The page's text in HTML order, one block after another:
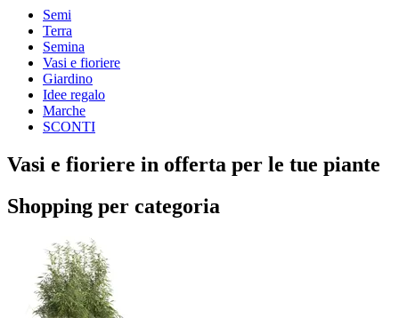
Semi
Terra
Semina
Vasi e fioriere
Giardino
Idee regalo
Marche
SCONTI
Vasi e fioriere in offerta per le tue piante
Shopping per categoria